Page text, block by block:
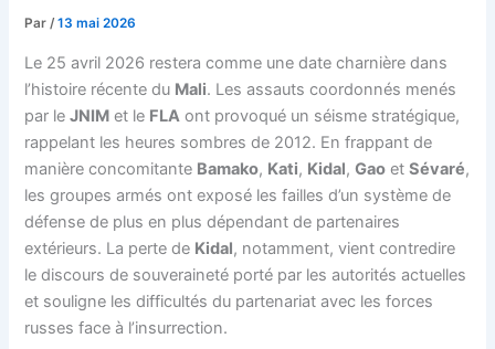
Par/13 mai 2026
Le 25 avril 2026 restera comme une date charnière dans
l’histoire récente du Mali. Les assauts coordonnés menés
par leJNIM et le FLA ont provoqué un séisme stratégique,
rappelant les heures sombres de 2012. En frappant de
manière concomitante Bamako, Kati, Kidal,Gao etSévaré,
les groupes armés ont exposé les failles d’un système de
défense de plus en plus dépendant de partenaires
extérieurs. La perte de Kidal, notamment, vient contredire
le discours de souveraineté porté par les autorités actuelles
et souligne les difficultés du partenariat avec les forces
russes face à l’insurrection.